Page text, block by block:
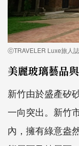
ⓒTRAVELER Luxe旅人誌
美麗玻璃藝品
新竹由於盛產矽
一向突出。新竹
內，擁有綠意盎